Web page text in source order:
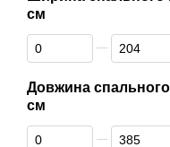
см
Від Ширина спального
До Ширина спального
Довжина спального
см
Від Довжина спального
До Довжина спального